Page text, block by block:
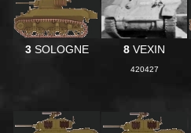
3SOLOGNE 8 VEXIN
420427